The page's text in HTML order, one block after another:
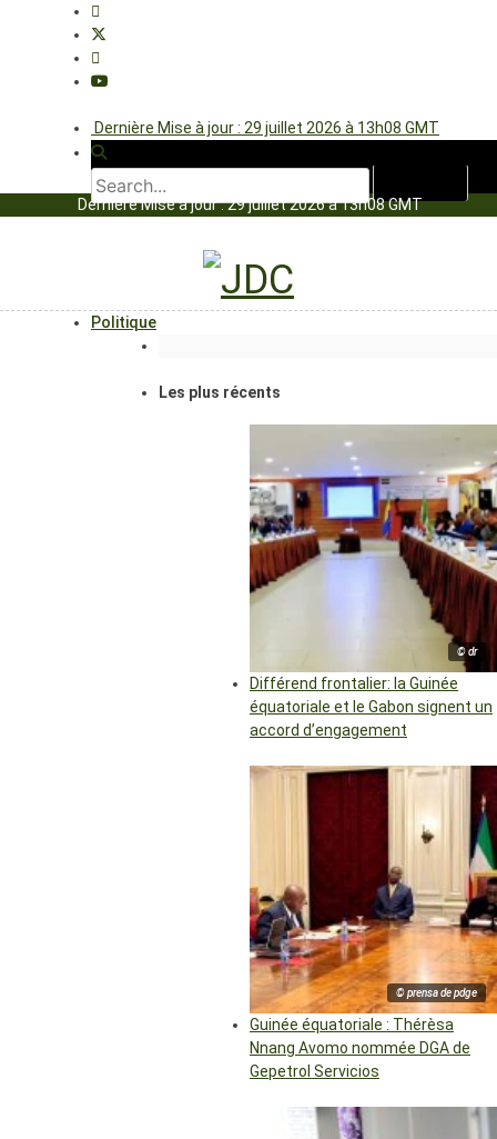
Dernière Mise à jour : 29 juillet 2026 à 13h08 GMT
Dernière Mise à jour : 29 juillet 2026 à 13h08 GMT
Politique
Les plus récents
© dr
Différend frontalier: la Guinée
équatoriale et le Gabon signent un
accord d’engagement
© prensa de pdge
Guinée équatoriale : Thérèsa
Nnang Avomo nommée DGA de
Gepetrol Servicios